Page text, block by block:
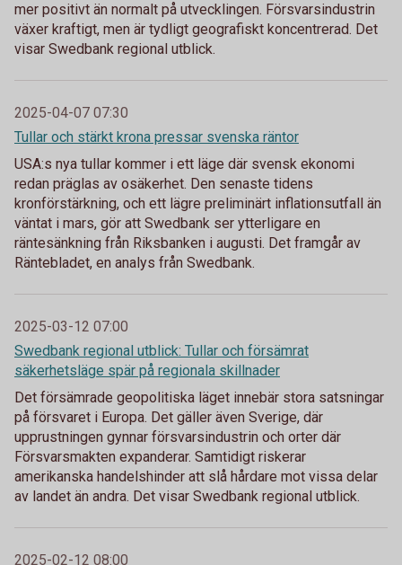
mer positivt än normalt på utvecklingen. Försvarsindustrin
växer kraftigt, men är tydligt geografiskt koncentrerad. Det
visar Swedbank regional utblick.
2025-04-07 07:30
Tullar och stärkt krona pressar svenska räntor
USA:s nya tullar kommer i ett läge där svensk ekonomi
redan präglas av osäkerhet. Den senaste tidens
kronförstärkning, och ett lägre preliminärt inflationsutfall än
väntat i mars, gör att Swedbank ser ytterligare en
räntesänkning från Riksbanken i augusti. Det framgår av
Räntebladet, en analys från Swedbank.
2025-03-12 07:00
Swedbank regional utblick: Tullar och försämrat
säkerhetsläge spär på regionala skillnader
Det försämrade geopolitiska läget innebär stora satsningar
på försvaret i Europa. Det gäller även Sverige, där
upprustningen gynnar försvarsindustrin och orter där
Försvarsmakten expanderar. Samtidigt riskerar
amerikanska handelshinder att slå hårdare mot vissa delar
av landet än andra. Det visar Swedbank regional utblick.
2025-02-12 08:00